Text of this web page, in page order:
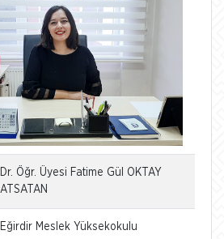
Dr. Öğr. Üyesi Fatime Gül OKTAY
ATSATAN
Eğirdir Meslek Yüksekokulu